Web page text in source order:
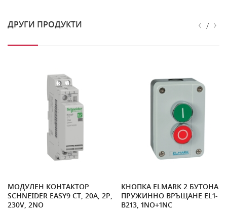
ДРУГИ ПРОДУКТИ ‹ / ›
МОДУЛЕН КОНТАКТОР
SCHNEIDER EASY9 CT, 20A, 2P,
230V, 2NO
КНОПКА ELMARK 2 БУТОНА С
ПРУЖИННО ВРЪЩАНЕ EL1-
B213, 1NO+1NC